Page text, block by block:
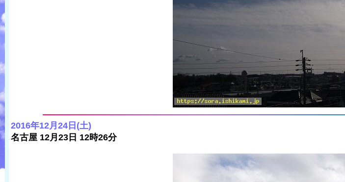
2016年12月24日(土)
名古屋 12月23日 12時26分